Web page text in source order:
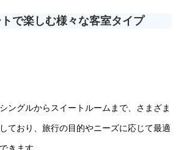
で楽しむ様々な客室タイプ
ングルからスイートルームまで、さまざま
ており、旅行の目的やニーズに応じて最適
きます。